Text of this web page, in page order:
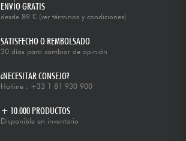
ENVÍO GRATIS
desde 89 € (ver términos y condiciones)
SATISFECHO O REMBOLSADO
30 días para cambiar de opinión
¿NECESITAR CONSEJO?
Hotline : +33 1 81 930 900
+ 10.000 PRODUCTOS
Disponible en inventario